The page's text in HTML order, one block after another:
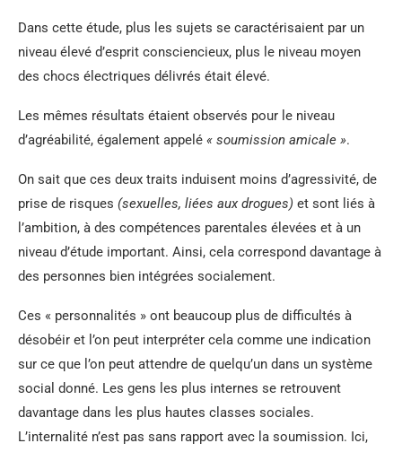
Dans cette étude, plus les sujets se caractérisaient par un
niveau élevé d’esprit consciencieux, plus le niveau moyen
des chocs électriques délivrés était élevé.
Les mêmes résultats étaient observés pour le niveau
d’agréabilité, également appelé « soumission amicale ».
On sait que ces deux traits induisent moins d’agressivité, de
prise de risques (sexuelles, liées aux drogues) et sont liés à
l’ambition, à des compétences parentales élevées et à un
niveau d’étude important. Ainsi, cela correspond davantage à
des personnes bien intégrées socialement.
Ces « personnalités » ont beaucoup plus de difficultés à
désobéir et l’on peut interpréter cela comme une indication
sur ce que l’on peut attendre de quelqu’un dans un système
social donné. Les gens les plus internes se retrouvent
davantage dans les plus hautes classes sociales.
L’internalité n’est pas sans rapport avec la soumission. Ici,